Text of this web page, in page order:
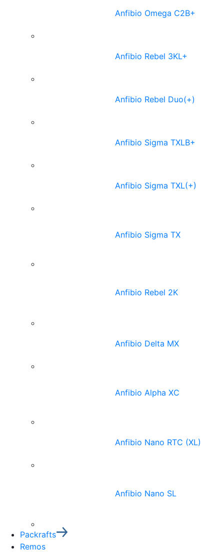
Anfibio Omega C2B+
Anfibio Rebel 3KL+
Anfibio Rebel Duo(+)
Anfibio Sigma TXLB+
Anfibio Sigma TXL(+)
Anfibio Sigma TX
Anfibio Rebel 2K
Anfibio Delta MX
Anfibio Alpha XC
Anfibio Nano RTC (XL)
Anfibio Nano SL
Packrafts
Remos